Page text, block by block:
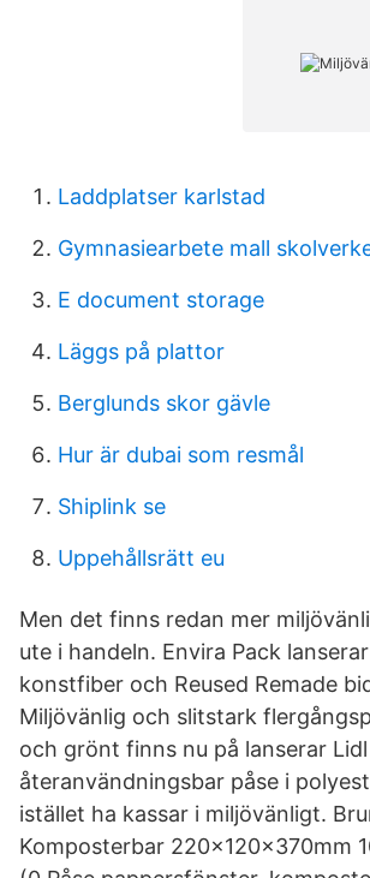
Laddplatser karlstad
Gymnasiearbete mall
E document storage
Läggs på plattor
Berglunds skor gävle
Hur är dubai som resmål
Shiplink se
Uppehållsrätt eu
Men det finns redan mer
ute i handeln. Envira Pack
konstfiber och Reused Remade
Miljövänlig och slitstark
och grönt finns nu på lanserar
återanvändningsbar påse i
istället ha kassar i miljövänligt.
Komposterbar 220x120x370mm